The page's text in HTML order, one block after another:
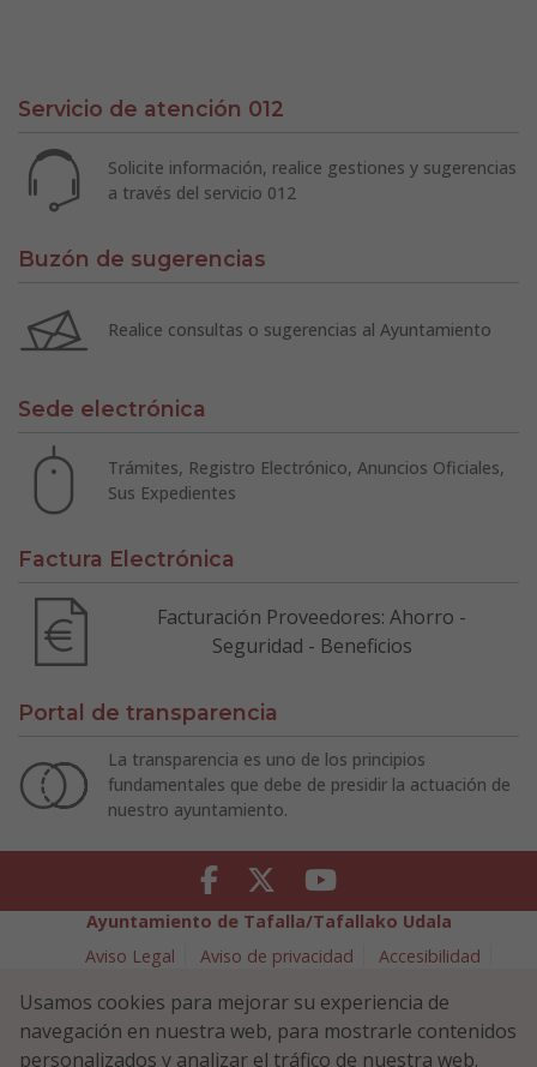
Servicio de atención 012
Solicite información, realice gestiones y sugerencias
a través del servicio 012
Buzón de sugerencias
Realice consultas o sugerencias al Ayuntamiento
Sede electrónica
Trámites, Registro Electrónico, Anuncios Oficiales,
Sus Expedientes
Factura Electrónica
Facturación Proveedores: Ahorro -
Seguridad - Beneficios
Portal de transparencia
La transparencia es uno de los principios
fundamentales que debe de presidir la actuación de
nuestro ayuntamiento.
Facebook Twitter Youtube
Ayuntamiento de Tafalla/Tafallako Udala
Aviso Legal
Aviso de privacidad
Accesibilidad
Política de Seguridad de la Información
Plaza Navarra 5 - 31300 Tafalla (NAVARRA)
948 70 18 11
Usamos cookies para mejorar su experiencia de
navegación en nuestra web, para mostrarle contenidos
personalizados y analizar el tráfico de nuestra web.